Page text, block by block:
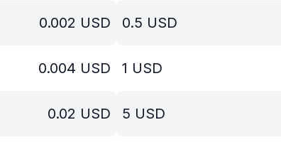
0.002 USD
0.004 USD
0.02 USD
0.5 USD
1 USD
5 USD